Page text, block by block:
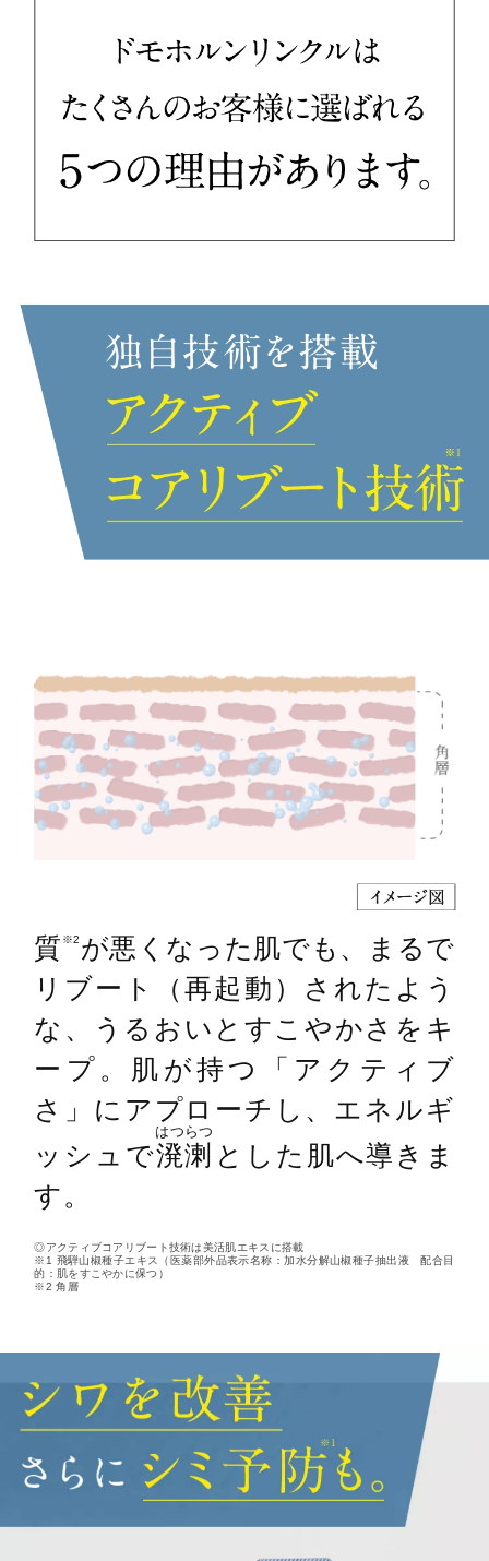
質 ※2 が悪くなった肌でも、まるで
リブート（再起動）されたよう
な、うるおいとすこやかさをキ
ープ。肌が持つ「アクティブ
さ」にアプローチし、エネルギ
ッシュで溌溂
はつらつ
とした肌へ導きま
す。
◎アクティブコアリブート技術は美活肌エキスに搭載
※1 飛騨山椒種子エキス（医薬部外品表示名称：加水分解山椒種子抽出液 配合目
的：肌をすこやかに保つ）
※2 角層